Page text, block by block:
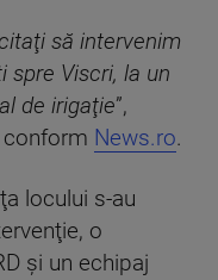
să intervenim
spre Viscri, la un
de irigaţie”,
conform News.ro.
locului s-au
o
şi un echipaj